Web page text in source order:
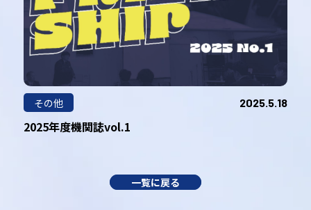
その他 2025.5.18
2025年度機関誌vol.1
一覧に戻る